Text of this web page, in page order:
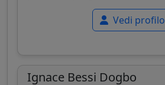
Vedi profilo
Ignace Bessi Dogbo